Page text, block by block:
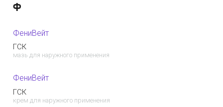
Ф
ФениВейт
ГСК
мазь для наружного применения
ФениВейт
ГСК
крем для наружного применения